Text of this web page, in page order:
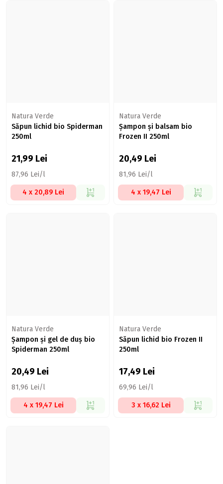
Natura Verde
Săpun lichid bio Spiderman
250ml
21,99 Lei
87,96 Lei/l
4 x 20,89 Lei
Natura Verde
Șampon și balsam bio
Frozen II 250ml
20,49 Lei
81,96 Lei/l
4 x 19,47 Lei
Natura Verde
Șampon și gel de duș bio
Spiderman 250ml
20,49 Lei
81,96 Lei/l
4 x 19,47 Lei
Natura Verde
Săpun lichid bio Frozen II
250ml
17,49 Lei
69,96 Lei/l
3 x 16,62 Lei